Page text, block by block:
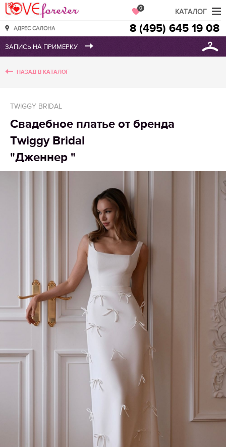
Love Forever
АДРЕС САЛОНА
0
8 (495) 645 19 08
НАЗАД В КАТАЛОГ
TWIGGY BRIDAL
Свадебное платье от бренда
Twiggy Bridal
"Дженнер "
КАТАЛОГ